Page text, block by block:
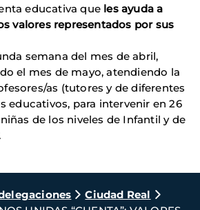
educativa que les ayuda a
valores representados por sus
semana del mes de abril,
el mes de mayo, atendiendo la
as (tutores y de diferentes
educativos, para intervenir en 26
de los niveles de Infantil y de
Ciudad Real